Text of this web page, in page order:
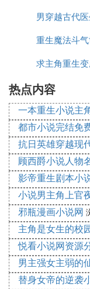
妻的奋斗生涯
旅 作者：浅水
男穿越古代
在线
重生魔法斗
小说排
求主角重生
热点内容
一本重生小说主
都市小说完结免
抗日英雄穿越现
顾西爵小说人物
影帝重生剧本小
小说男主角上官
邪瓶漫画小说网
主角是女生的校
悦看小说网资源
男主强女主弱的
替身女帝的逆袭